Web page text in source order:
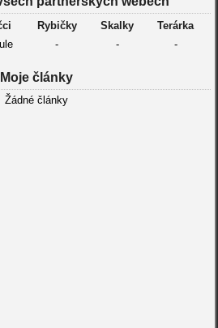
Rybičky Skalky
Terárka
- - -
Moje články
Žádné články